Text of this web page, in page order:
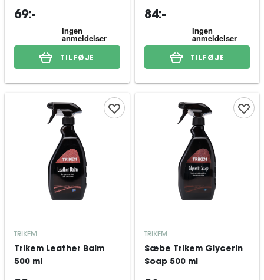
69:-
TILFØJE
84:-
TILFØJE
TRIKEM
Trikem Leather Balm
500 ml
TRIKEM
Sæbe Trikem Glycerin
Soap 500 ml